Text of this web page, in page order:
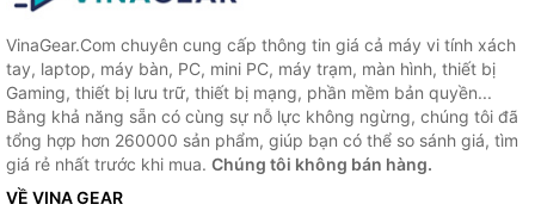
VinaGear.Com chuyên cung cấp thông tin giá cả máy vi tính xách
tay, laptop, máy bàn, PC, mini PC, máy trạm, màn hình, thiết bị
Gaming, thiết bị lưu trữ, thiết bị mạng, phần mềm bản quyền...
Bằng khả năng sẵn có cùng sự nỗ lực không ngừng, chúng tôi đã
tổng hợp hơn 260000 sản phẩm, giúp bạn có thể so sánh giá, tìm
giá rẻ nhất trước khi mua. Chúng tôi không bán hàng.
VỀ VINA GEAR